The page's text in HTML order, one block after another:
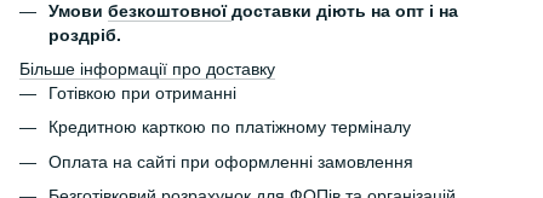
Умови безкоштовноїдоставки діють на опт і на
роздріб.
Більше інформації про доставку
Готівкою при отриманні
Кредитною карткою по платіжному терміналу
Оплата на сайті при оформленні замовлення